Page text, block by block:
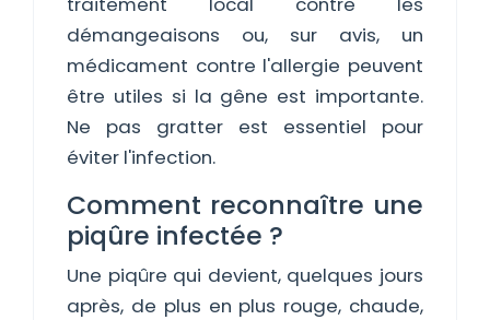
démangeaisons ou, sur avis, un
médicament contre l'allergie peuvent
être utiles si la gêne est importante.
Ne pas gratter est essentiel pour
éviter l'infection.
Comment reconnaître une
piqûre infectée ?
Une piqûre qui devient, quelques jours
après, de plus en plus rouge, chaude,